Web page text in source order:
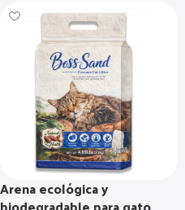
Arena ecológica y